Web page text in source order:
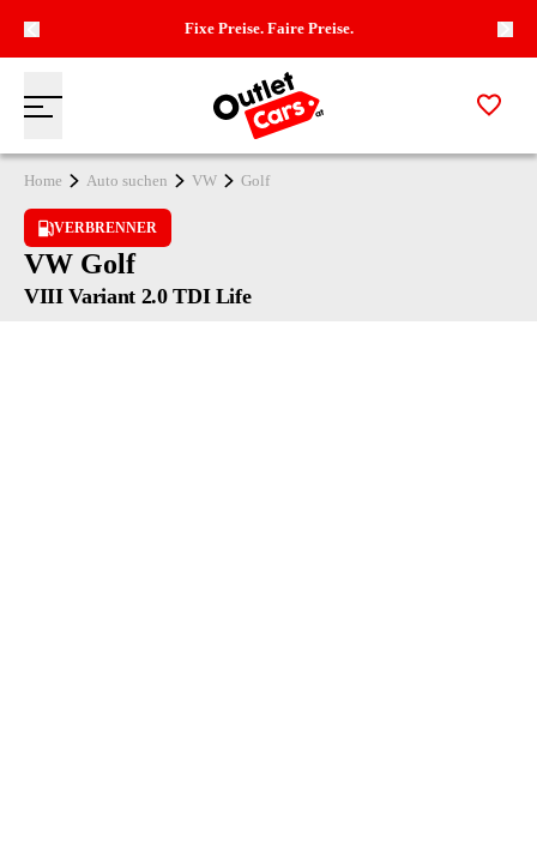
Fixe Preise. Faire Preise.
Menü
Zur Startseite
Zur
Home Auto suchen VW Golf
VERBRENNER
VW Golf
VIII Variant 2.0 TDI Life